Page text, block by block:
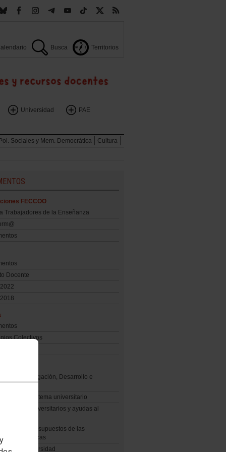
Busca Territorios
Universidad
PAE
Pol. Sociales y Mem. Democrática
Cultura
FECCOO
Trabajadores de la Enseñanza
Docente
Colectivos
PGE Investigación, Desarrollo e
y cifras del sistema universitario
públicos universitarios y ayudas al
de los presupuestos de las
públicas
CYD Universidad